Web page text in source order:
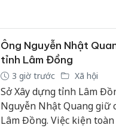
Ông Nguyễn Nhật
tỉnh Lâm Đồng
3 giờ trước Xã hội
Sở Xây dựng tỉnh Lâm
Nguyễn Nhật Quang giữ
Lâm Đồng. Việc kiện